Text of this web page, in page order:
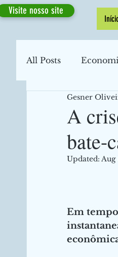
Visite nosso site
All Posts
Macroeconomia
Transporte
Coronavírus
A
bate-
Gesner
Updated: Aug
Em